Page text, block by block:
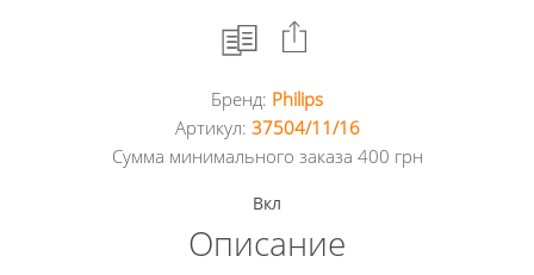
Facebook
Twitter
Бренд: Philips
Артикул: 37504/11/16
Сумма минимального заказа 400 грн
Вкл
Описание